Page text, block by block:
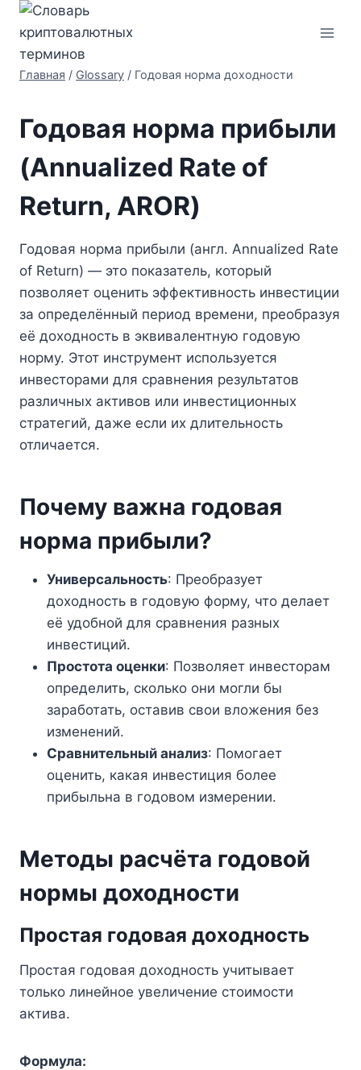
Перейти
содержимому
Главная / Glossary / Годовая норма доходности
Годовая норма прибыли
(Annualized Rate of
Return, AROR)
Годовая норма прибыли (англ. Annualized Rate
of Return) — это показатель, который
позволяет оценить эффективность инвестиции
за определённый период времени, преобразуя
её доходность в эквивалентную годовую
норму. Этот инструмент используется
инвесторами для сравнения результатов
различных активов или инвестиционных
стратегий, даже если их длительность
отличается.
Почему важна годовая
норма прибыли?
Универсальность: Преобразует
доходность в годовую форму, что делает
её удобной для сравнения разных
инвестиций.
Простота оценки: Позволяет инвесторам
определить, сколько они могли бы
заработать, оставив свои вложения без
изменений.
Сравнительный анализ: Помогает
оценить, какая инвестиция более
прибыльна в годовом измерении.
Методы расчёта годовой
нормы доходности
Простая годовая доходность
Простая годовая доходность учитывает
только линейное увеличение стоимости
актива.
Формула: